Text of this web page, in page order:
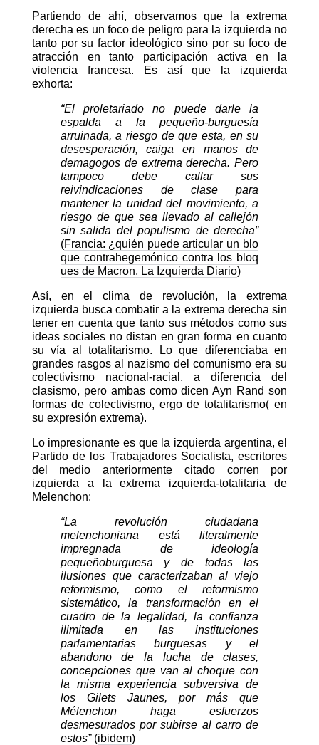
Partiendo de ahí, observamos que la extrema
derecha es un foco de peligro para la izquierda no
tanto por su factor ideológico sino por su foco de
atracción en tanto participación activa en la
violencia francesa. Es así que la izquierda
exhorta:
“El proletariado no puede darle la
espalda a la pequeño-burguesía
arruinada, a riesgo de que esta, en su
desesperación, caiga en manos de
demagogos de extrema derecha. Pero
tampoco debe callar sus
reivindicaciones de clase para
mantener la unidad del movimiento, a
riesgo de que sea llevado al callejón
sin salida del populismo de derecha”
(Francia: ¿quién puede articular un blo
que contrahegemónico contra los bloq
ues de Macron, La Izquierda Diario)
Así, en el clima de revolución, la extrema
izquierda busca combatir a la extrema derecha sin
tener en cuenta que tanto sus métodos como sus
ideas sociales no distan en gran forma en cuanto
su vía al totalitarismo. Lo que diferenciaba en
grandes rasgos al nazismo del comunismo era su
colectivismo nacional-racial, a diferencia del
clasismo, pero ambas como dicen Ayn Rand son
formas de colectivismo, ergo de totalitarismo( en
su expresión extrema).
Lo impresionante es que la izquierda argentina, el
Partido de los Trabajadores Socialista, escritores
del medio anteriormente citado corren por
izquierda a la extrema izquierda-totalitaria de
Melenchon:
“La revolución ciudadana
melenchoniana está literalmente
impregnada de ideología
pequeñoburguesa y de todas las
ilusiones que caracterizaban al viejo
reformismo, como el reformismo
sistemático, la transformación en el
cuadro de la legalidad, la confianza
ilimitada en las instituciones
parlamentarias burguesas y el
abandono de la lucha de clases,
concepciones que van al choque con
la misma experiencia subversiva de
los Gilets Jaunes, por más que
Mélenchon haga esfuerzos
desmesurados por subirse al carro de
estos”(ibidem)